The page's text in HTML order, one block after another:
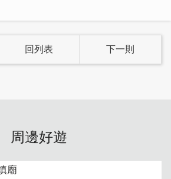
說：「東西夠好，自然有人知道」，
老闆長大，這份傳承才真正交到她的
回列表 下一則
周邊好遊
廟